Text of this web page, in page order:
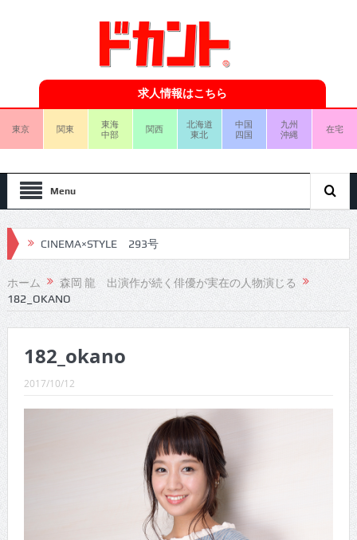
求人情報はこちら
東京 関東
東海
中部
関西
北海道
東北
中国
四国
九州
沖縄
在宅
Menu
CINEMA×STYLE 293号
CINEMA×STYLE 292号
CINEMA×STYLE 291号
CINEMA×STYLE 289号
CINEMA×STYLE 287号
CINEMA×STYLE 286号
CINEMA×STYLE 285号
CINEMA×STYLE 294号
ホーム
森岡 龍 出演作が続く俳優が実在の人物演じる
182_OKANO
182_okano
2017/10/12